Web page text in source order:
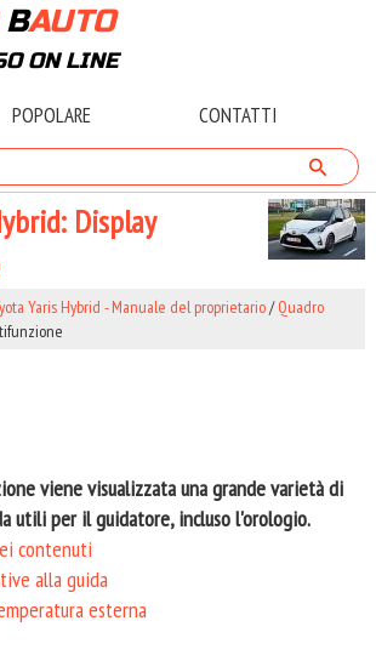
BAUTO
ON LINE
POPOLARE CONTATTI
Display
Yaris Hybrid - Manuale del proprietario/Quadro
viene visualizzata una grande varietà di
utili per il guidatore, incluso l'orologio.
contenuti
alla guida
esterna